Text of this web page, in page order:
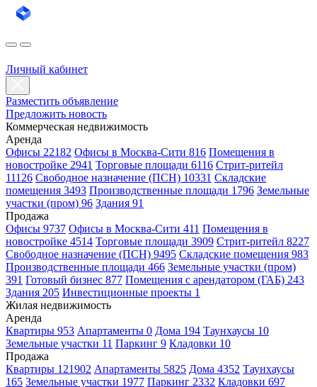
Личный кабинет
Разместить объявление
Предложить новость
Коммерческая недвижимость
Аренда
Офисы 22182 Офисы в Москва-Сити 816 Помещения в
новостройке 2941 Торговые площади 6116 Стрит-ритейл
11126 Свободное назначение (ПСН) 10331 Складские
помещения 3493 Производственные площади 1796 Земельные
участки (пром) 96 Здания 91
Продажа
Офисы 9737 Офисы в Москва-Сити 411 Помещения в
новостройке 4514 Торговые площади 3909 Стрит-ритейл 8227
Свободное назначение (ПСН) 9495 Складские помещения 983
Производственные площади 466 Земельные участки (пром)
391 Готовый бизнес 877 Помещения с арендатором (ГАБ) 243
Здания 205 Инвестиционные проекты 1
Жилая недвижимость
Аренда
Квартиры 953 Апартаменты 0 Дома 194 Таунхаусы 10
Земельные участки 11 Паркинг 9 Кладовки 10
Продажа
Квартиры 121902 Апартаменты 5825 Дома 4352 Таунхаусы
165 Земельные участки 1977 Паркинг 2332 Кладовки 697